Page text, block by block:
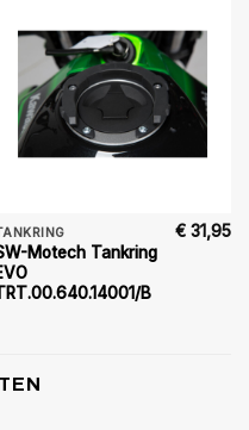
Motech Tankring
B
€ 31,95